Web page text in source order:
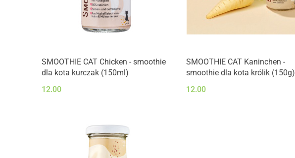
SMOOTHIE CAT Chicken - smoothie
dla kota kurczak (150ml)
12.00
Produkt niedostępny
SMOOTHIE CAT Kaninchen -
smoothie dla kota królik (150g)
12.00